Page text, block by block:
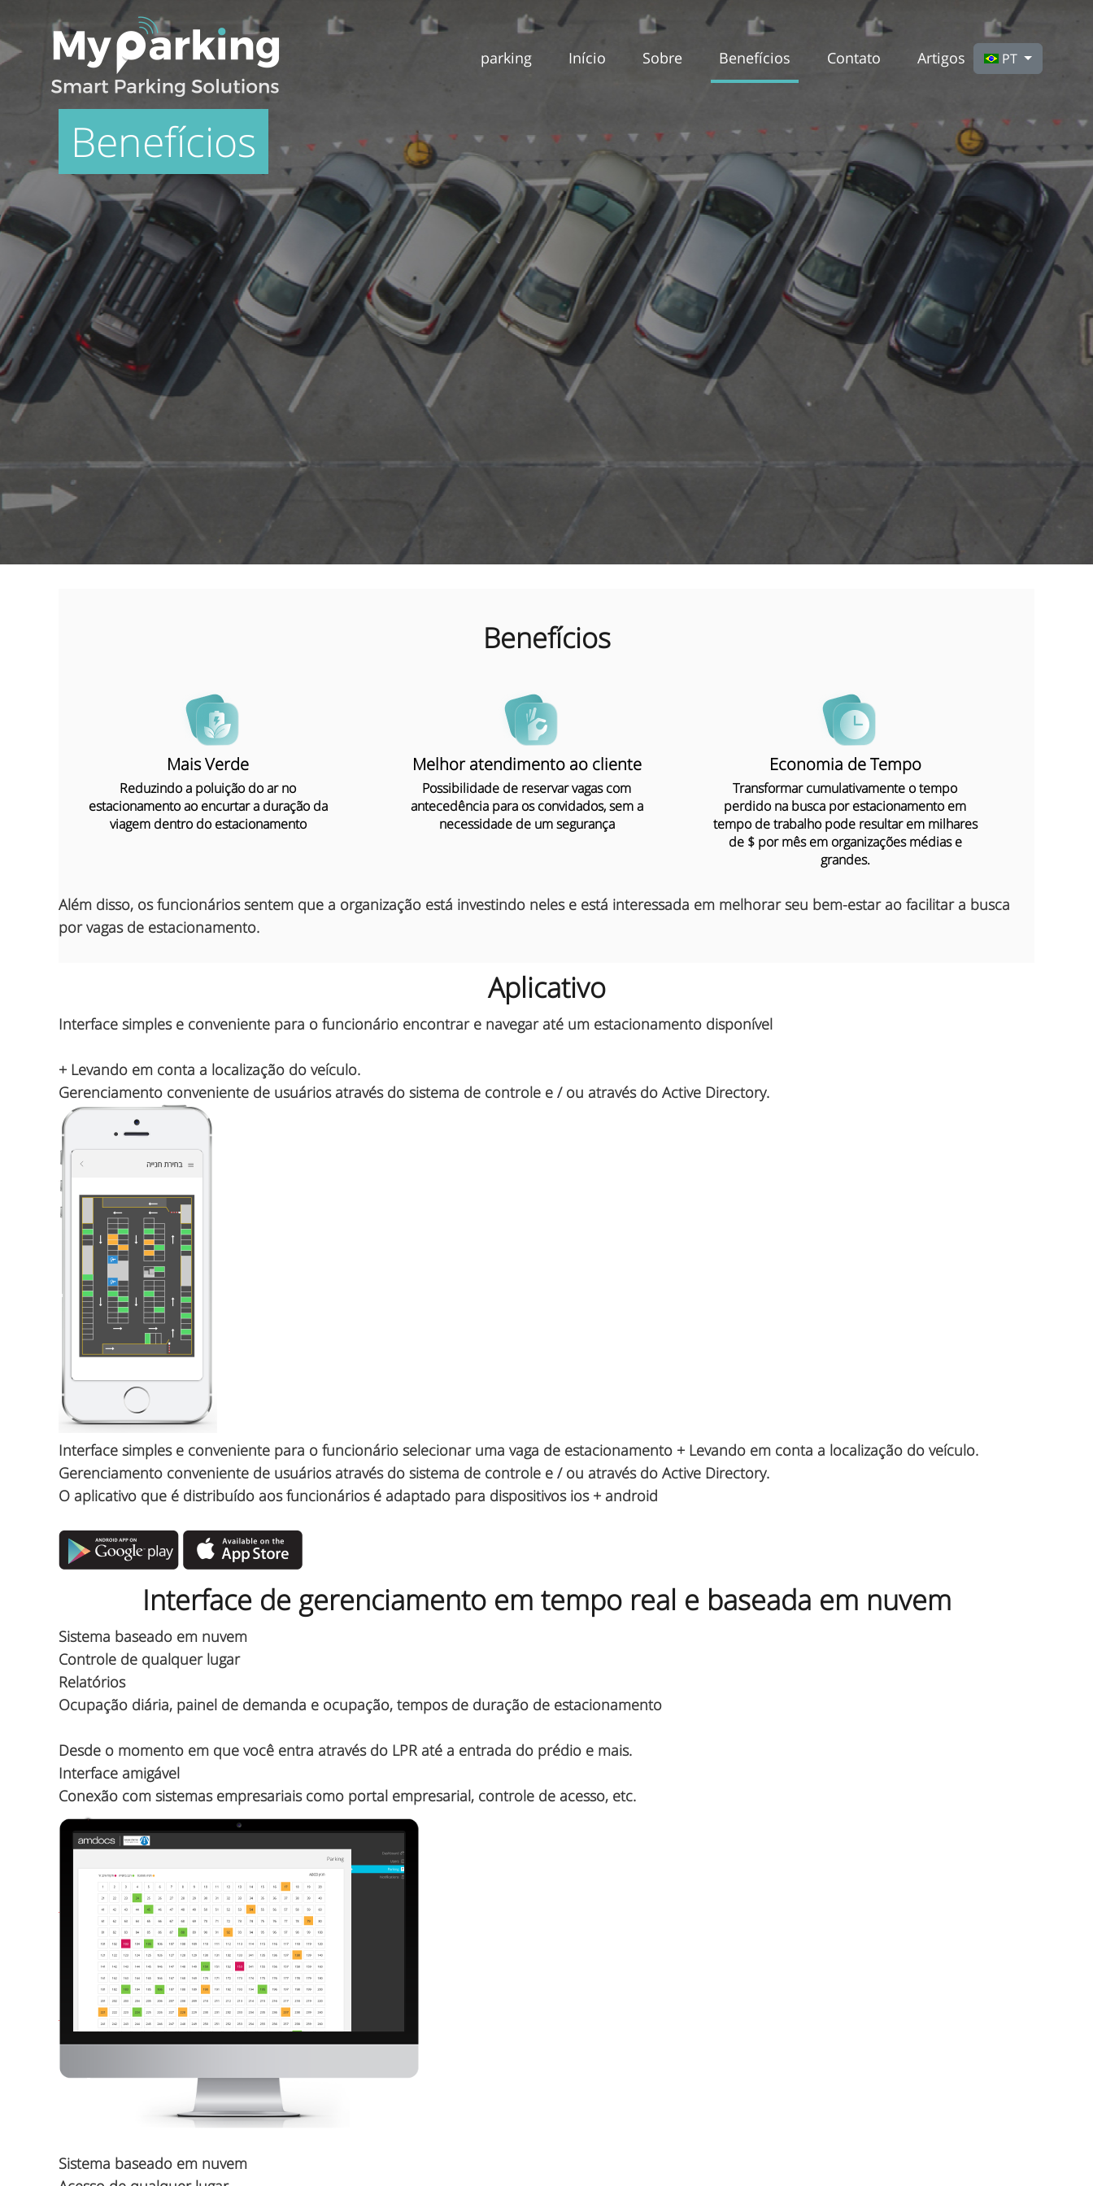
parking Início Sobre Benefícios Contato Artigos Selecione seu Idioma
PT
Benefícios
Benefícios
Mais Verde
Reduzindo a poluição do ar no
estacionamento ao encurtar a duração da
viagem dentro do estacionamento
Melhor atendimento ao cliente
Possibilidade de reservar vagas com
antecedência para os convidados, sem a
necessidade de um segurança
Economia de Tempo
Transformar cumulativamente o tempo
perdido na busca por estacionamento em
tempo de trabalho pode resultar em milhares
de $ por mês em organizações médias e
grandes.
Além disso, osfuncionários sentem que a organização está investindo neles e está interessada em melhorar seu bem-estar ao facilitar a busca
por vagas de estacionamento.
Aplicativo
Interface simples e conveniente para o funcionário encontrar e navegar até um estacionamento disponível
+ Levando em conta a localização do veículo.
Gerenciamento conveniente de usuários através do sistema de controle e / ou através do Active Directory.
Interface simples e conveniente para o funcionário selecionar uma vaga de estacionamento + Levando em conta a localização do veículo.
Gerenciamento conveniente de usuários através do sistema de controle e / ou através do Active Directory.
O aplicativo que é distribuído aos funcionários é adaptado para dispositivos ios + android
Interface de gerenciamento em tempo real e baseada em nuvem
Sistema baseado em nuvem
Controle de qualquer lugar
Relatórios
Ocupação diária, painel de demanda e ocupação, tempos de duração de estacionamento
Desde o momento em que você entra através do LPR até a entrada do prédio e mais.
Interface amigável
Conexão com sistemas empresariais como portal empresarial, controle de acesso, etc.
Sistema baseado em nuvem